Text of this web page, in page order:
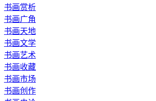
书画赏析
书画广角
书画天地
书画文学
书画艺术
书画收藏
书画市场
书画创作